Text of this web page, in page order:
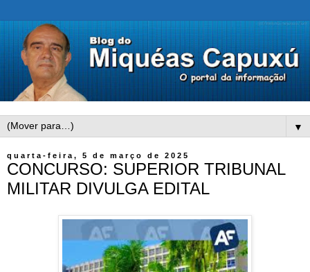
▼
quarta-feira, 5 de março de 2025
CONCURSO: SUPERIOR TRIBUNAL
MILITAR DIVULGA EDITAL